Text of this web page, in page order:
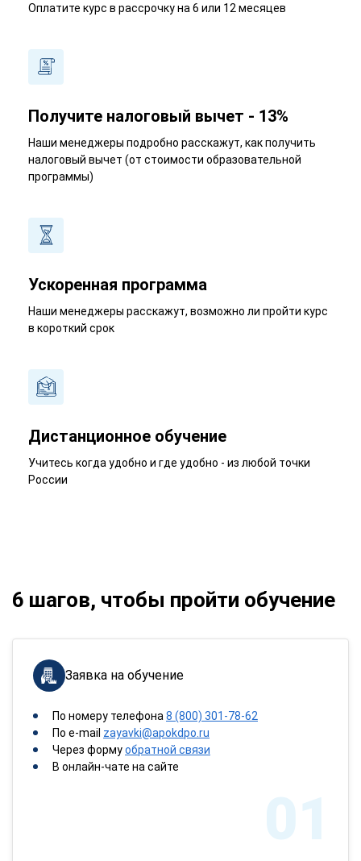
Оплатите курс в рассрочку на 6 или 12 месяцев
Получите налоговый вычет - 13%
Наши менеджеры подробно расскажут, как получить
налоговый вычет (от стоимости образовательной
программы)
Ускоренная программа
Наши менеджеры расскажут, возможно ли пройти курс
в короткий срок
Дистанционное обучение
Учитесь когда удобно и где удобно - из любой точки
России
6 шагов, чтобы пройти обучение
Заявка на обучение
По номеру телефона 8 (800) 301-78-62
По e-mail zayavki@apokdpo.ru
Через формуобратной связи
В онлайн-чате на сайте
01